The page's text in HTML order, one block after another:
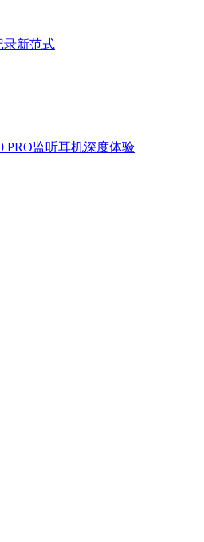
录新范式
PRO监听耳机深度体验